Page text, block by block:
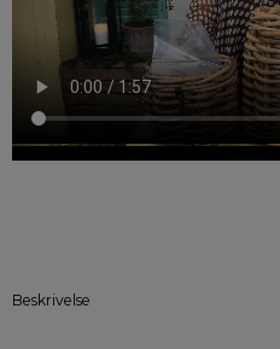
Beskrivelse